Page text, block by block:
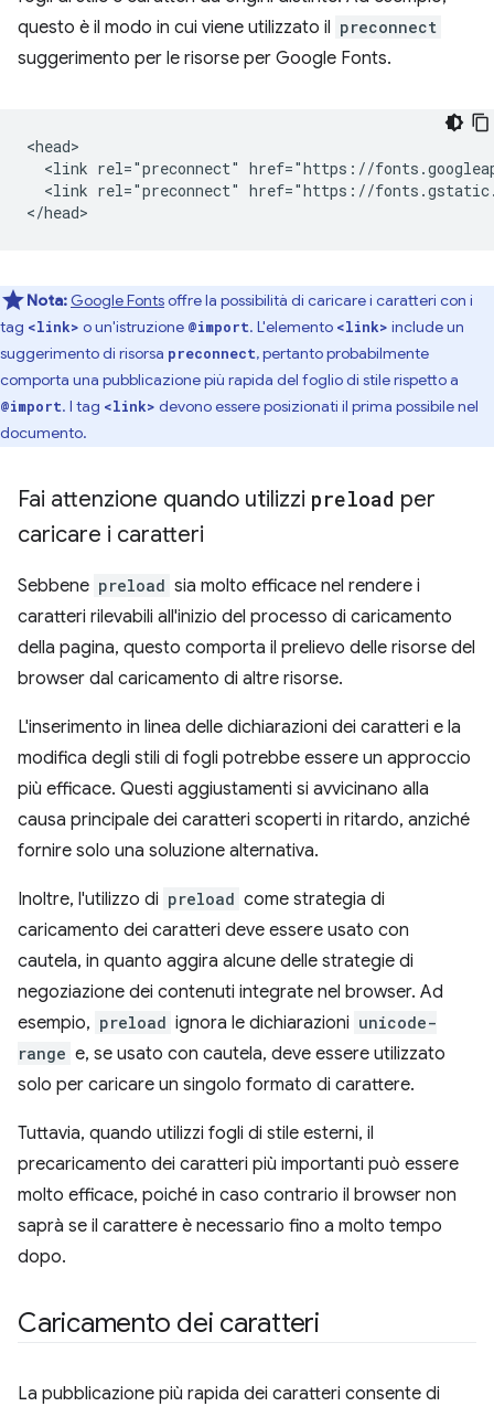
questo è il modo in cui viene utilizzato il preconnect
suggerimento per le risorse per Google Fonts.
<head>
<link rel="preconnect" href="https://
<link rel="preconnect" href="https://
Nota: Google Fontsoffre la possibilità di caricare i caratteri con i
tag <link> o un'istruzione @import. L'elemento <link> include un
suggerimento di risorsa preconnect, pertanto probabilmente
comporta una pubblicazione più rapida del foglio di stile rispetto a
@import. I tag <link> devono essere posizionati il prima possibile nel
documento.
Fai attenzione quando utilizzi preload per
caricare i caratteri
Sebbene preload sia molto efficace nel rendere i
caratteri rilevabili all'inizio del processo di caricamento
della pagina, questo comporta il prelievo delle risorse del
browser dal caricamento di altre risorse.
L'inserimento in linea delle dichiarazioni dei caratteri e la
modifica degli stili di fogli potrebbe essere un approccio
più efficace. Questi aggiustamenti si avvicinano alla
causa principale dei caratteri scoperti in ritardo, anziché
fornire solo una soluzione alternativa.
Inoltre, l'utilizzo di preload come strategia di
caricamento dei caratteri deve essere usato con
cautela, in quanto aggira alcune delle strategie di
negoziazione dei contenuti integrate nel browser. Ad
esempio, preload ignora le dichiarazioni unicode-
range e, se usato con cautela, deve essere utilizzato
solo per caricare un singolo formato di carattere.
Tuttavia, quando utilizzi fogli di stile esterni, il
precaricamento dei caratteri più importanti può essere
molto efficace, poiché in caso contrario il browser non
saprà se il carattere è necessario fino a molto tempo
dopo.
Caricamento dei caratteri
La pubblicazione più rapida dei caratteri consente di